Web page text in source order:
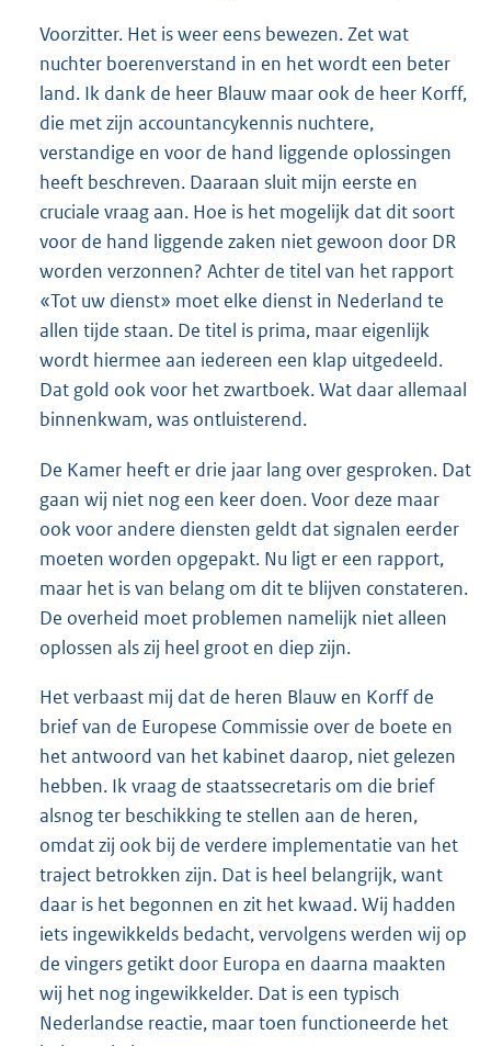
Voorzitter. Het is weer eens bewezen. Zet wat
nuchter boerenverstand in en het wordt een beter
land. Ik dank de heer Blauw maar ook de heer Korff,
die met zijn accountancykennis nuchtere,
verstandige en voor de hand liggende oplossingen
heeft beschreven. Daaraan sluit mijn eerste en
cruciale vraag aan. Hoe is het mogelijk dat dit soort
voor de hand liggende zaken niet gewoon door DR
worden verzonnen? Achter de titel van het rapport
«Tot uw dienst» moet elke dienst in Nederland te
allen tijde staan. De titel is prima, maar eigenlijk
wordt hiermee aan iedereen een klap uitgedeeld.
Dat gold ook voor het zwartboek. Wat daar allemaal
binnenkwam, was ontluisterend.
De Kamer heeft er drie jaar lang over gesproken. Dat
gaan wij niet nog een keer doen. Voor deze maar
ook voor andere diensten geldt dat signalen eerder
moeten worden opgepakt. Nu ligt er een rapport,
maar het is van belang om dit te blijven constateren.
De overheid moet problemen namelijk niet alleen
oplossen als zij heel groot en diep zijn.
Het verbaast mij dat de heren Blauw en Korff de
brief van de Europese Commissie over de boete en
het antwoord van het kabinet daarop, niet gelezen
hebben. Ik vraag de staatssecretaris om die brief
alsnog ter beschikking te stellen aan de heren,
omdat zij ook bij de verdere implementatie van het
traject betrokken zijn. Dat is heel belangrijk, want
daar is het begonnen en zit het kwaad. Wij hadden
iets ingewikkelds bedacht, vervolgens werden wij op
de vingers getikt door Europa en daarna maakten
wij het nog ingewikkelder. Dat is een typisch
Nederlandse reactie, maar toen functioneerde het